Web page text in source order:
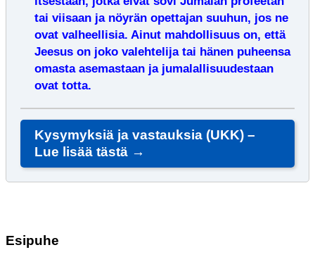
tai viisaan ja nöyrän opettajan suuhun, jos ne
ovat valheellisia. Ainut mahdollisuus on, että
Jeesus on joko valehtelija tai hänen puheensa
omasta asemastaan ja jumalallisuudestaan
ovat totta.
Kysymyksiä ja vastauksia (UKK) –
Lue lisää tästä →
Esipuhe